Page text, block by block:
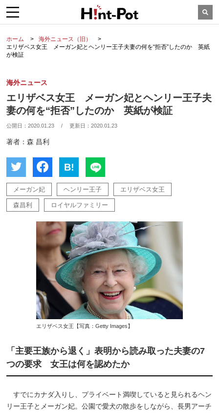
ホーム
海外ニュース（旧）
エリザベス女王 メーガン妃とヘンリー王子夫妻の何を“拒否”したのか 英紙
が検証
海外ニュース
エリザベス女王 メーガン妃とヘンリー王子夫
妻の何を“拒否”したのか 英紙が検証
公開日：2020.01.23 / 更新日：2020.01.23
著者：森 昌利
B!
メーガン妃 ヘンリー王子 エリザベス女王
森昌利 ロイヤルファミリー
エリザベス女王【写真：Getty Images】
「主要王族から退く」表明から読み取った夫妻の7
つの要求 女王は何を認めたか
すでにカナダ入りし、プライベート満喫していると見られるヘン
リー王子とメーガン妃。公園で愛犬の散歩をしながら、長男アーチ